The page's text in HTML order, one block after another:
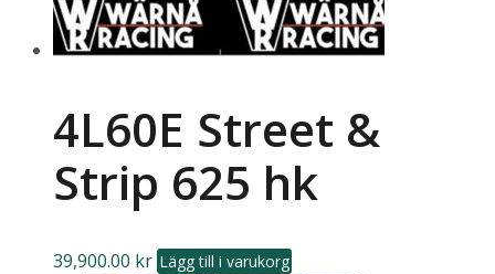
4L60E Street &
Strip 625 hk
39,900.00 kr Lägg till i varukorg